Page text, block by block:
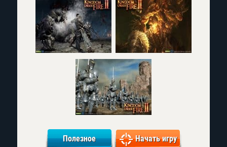
Полезное Начать игру